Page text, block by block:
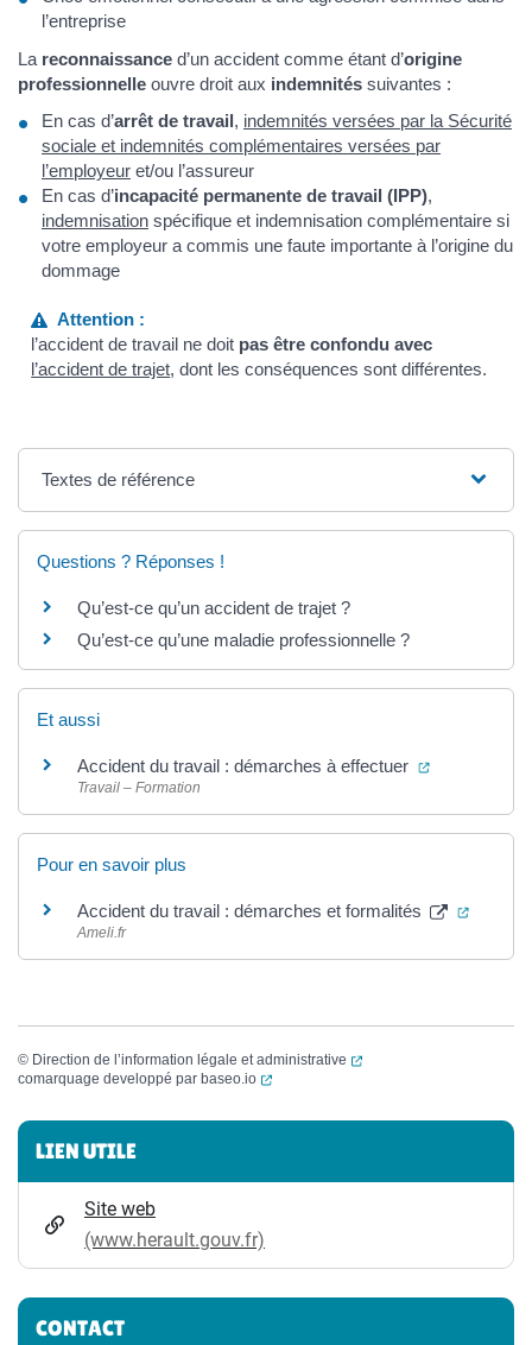
l’entreprise
La reconnaissance d’un accident comme étant d’origine
professionnelle ouvre droit aux indemnités suivantes :
En cas d’arrêt de travail, indemnités versées par la Sécurité
sociale et indemnités complémentaires versées par
l’employeur et/ou l’assureur
En cas d’incapacité permanente de travail (IPP),
indemnisation spécifique et indemnisation complémentaire si
votre employeur a commis une faute importante à l’origine du
dommage
Attention :
l’accident de travail ne doit pas être confondu avec
l’accident de trajet, dont les conséquences sont différentes.
Textes de référence
Questions ? Réponses !
Qu’est-ce qu’un accident de trajet ?
Qu’est-ce qu’une maladie professionnelle ?
Et aussi
Accident du travail : démarches à effectuer (ouverture
Travail – Formation
Pour en savoir plus
Accident du travail : démarches et formalités
Ameli.fr
© Direction de l’information légale et administrative
(ouverture dans un
comarquage developpé par baseo.io (ouverture dans un nouvel onglet)
Informations complémentaires
LIEN UTILE
Site web
(www.herault.gouv.fr)
CONTACT